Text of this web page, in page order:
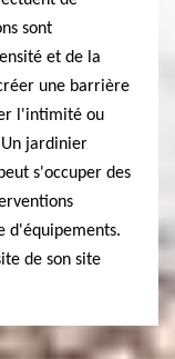
sont
et de la
une barrière
l'intimité ou
jardinier
s'occuper des
d'équipements.
de son site